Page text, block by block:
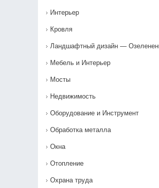
Интерьер
Кровля
Ландшафтный дизайн —
Мебель и Интерьер
Мосты
Недвижимость
Оборудование и Инструмент
Обработка металла
Окна
Отопление
Охрана труда